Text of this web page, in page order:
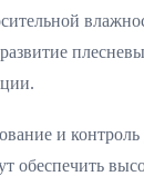
и
обеспечить